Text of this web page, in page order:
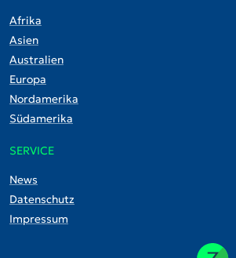
Afrika
Asien
Australien
Europa
Nordamerika
Südamerika
SERVICE
News
Datenschutz
Impressum